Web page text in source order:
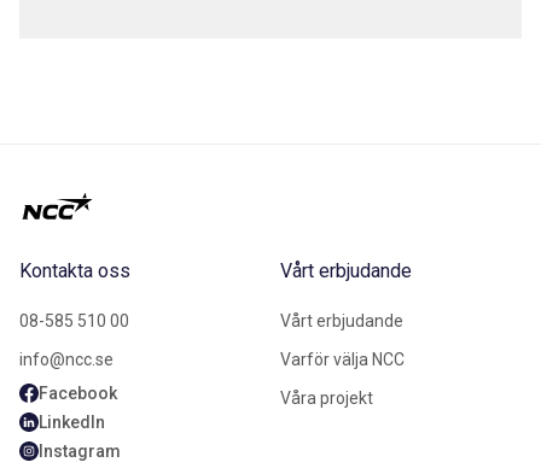
Kontakta oss
08-585 510 00
info@ncc.se
Facebook
LinkedIn
Instagram
Vårt erbjudande
Vårt erbjudande
Varför välja NCC
Våra projekt